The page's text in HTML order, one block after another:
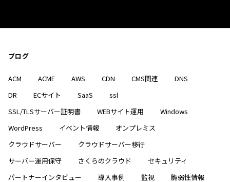
ブログ
ACM ACME AWS CDN CMS関連
DNS
DR
ECサイト SaaS
ssl
SSL/TLSサーバー証明書
WEBサイト運用
Windows
WordPress
イベント情報
オンプレミス
クラウドサーバー
クラウドサーバー移行
サーバー運用保守
さくらのクラウド
セキュリティ
パートナーインタビュー
導入事例 監視
脆弱性情報